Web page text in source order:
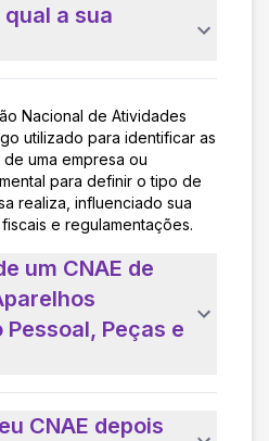
qual a sua
Nacional de Atividades
utilizado para identificar as
uma empresa ou
para definir o tipo de
realiza, influenciado sua
e regulamentações.
um CNAE de
Peças e
CNAE depois